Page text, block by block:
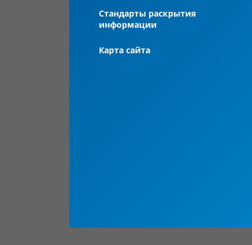
Стандарты раскрытия
информации
Карта сайта